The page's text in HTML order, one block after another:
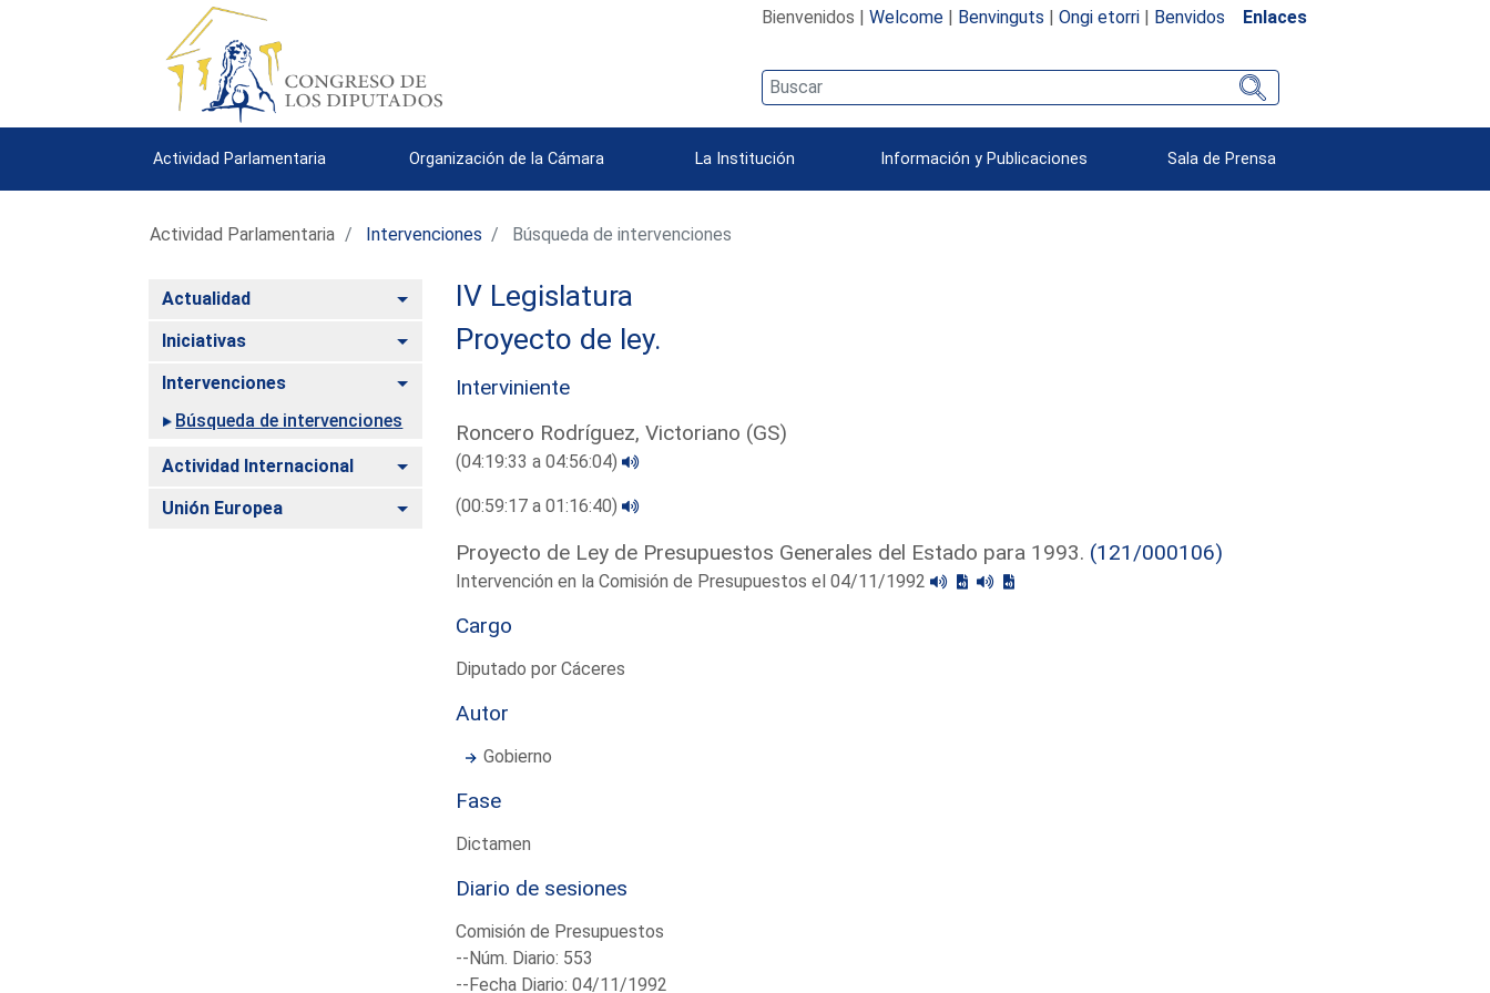
Bienvenidos | Welcome| Benvinguts | Ongi etorri| Benvidos Enlaces
Actividad Parlamentaria Organización de la Cámara La Institución Información y Publicaciones Sala de Prensa
Actividad Parlamentaria Intervenciones Búsqueda de intervenciones
Actualidad Alternar
Iniciativas Alternar
Intervenciones
Alternar
Búsqueda de intervenciones
Actividad Internacional Alternar
Unión Europea Alternar
IV Legislatura
Proyecto de ley.
Interviniente
Roncero Rodríguez, Victoriano (GS)
(04:19:33 a 04:56:04)
(00:59:17 a 01:16:40)
Proyecto de Ley de Presupuestos Generales del Estado para 1993. (121/000106)
Intervención en la Comisión de Presupuestos el 04/11/1992
Cargo
Diputado por Cáceres
Autor
Gobierno
Fase
Dictamen
Diario de sesiones
Comisión de Presupuestos
--Núm. Diario: 553
--Fecha Diario: 04/11/1992